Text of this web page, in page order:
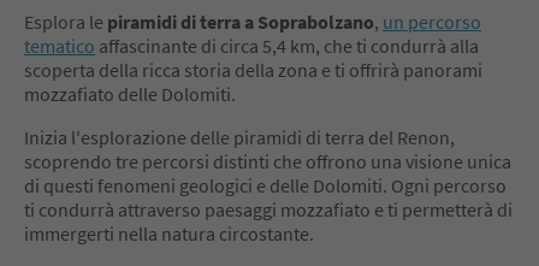
Esplora le piramidi di terra a Soprabolzano, un percorso
tematico affascinante di circa 5,4 km, che ti condurrà alla
scoperta della ricca storia della zona e ti offrirà panorami
mozzafiato delle Dolomiti.
Inizia l'esplorazione delle piramidi di terra del Renon,
scoprendo tre percorsi distinti che offrono una visione unica
di questi fenomeni geologici e delle Dolomiti. Ogni percorso
ti condurrà attraverso paesaggi mozzafiato e ti permetterà di
immergerti nella natura circostante.